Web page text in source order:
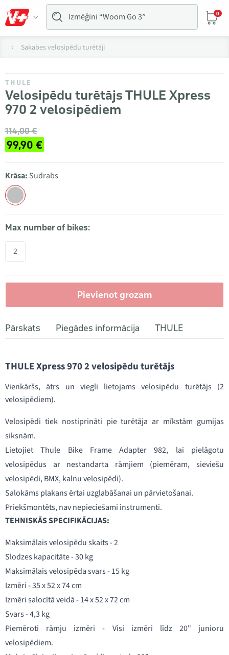
0
Sakabes velosipēdu turētāji
THULE
Velosipēdu turētājs THULE Xpress
970 2 velosipēdiem
114,00 €
99,90 €
Krāsa: Sudrabs
Max number of bikes:
2
Pievienot grozam
Pārskats Piegādes informācija THULE
THULE Xpress 970 2 velosipēdu turētājs
Vienkāršs, ātrs un viegli lietojams velosipēdu turētājs (2
velosipēdiem).
Velosipēdi tiek nostiprināti pie turētāja ar mīkstām gumijas
siksnām.
Lietojiet Thule Bike Frame Adapter 982, lai pielāgotu
velosipēdus ar nestandarta rāmjiem (piemēram, sieviešu
velosipēdi, BMX, kalnu velosipēdi).
Salokāms plakans ērtai uzglabāšanai un pārvietošanai.
Priekšmontēts, nav nepieciešami instrumenti.
TEHNISKĀS SPECIFIKĀCIJAS:
Maksimālais velosipēdu skaits - 2
Slodzes kapacitāte - 30 kg
Maksimālais velosipēda svars - 15 kg
Izmēri - 35 x 52 x 74 cm
Izmēri salocītā veidā - 14 x 52 x 72 cm
Svars - 4,3 kg
Piemēroti rāmju izmēri - Visi izmēri līdz 20" junioru
velosipēdiem.